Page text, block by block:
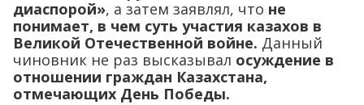
диаспорой», а затем заявлял, что не
понимает, в чем суть участия казахов в
Великой Отечественной войне. Данный
чиновник не раз высказывал осуждение в
отношении граждан Казахстана,
отмечающих День Победы.